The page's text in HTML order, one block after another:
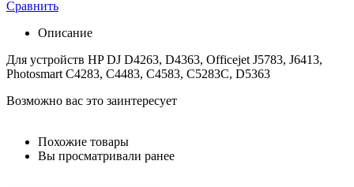
Сравнить
Описание
Для устройств HP DJ D4263, D4363, Officejet J5783, J6413,
Photosmart C4283, C4483, C4583, C5283C, D5363
Возможно вас это заинтересует
Похожие товары
Вы просматривали ранее